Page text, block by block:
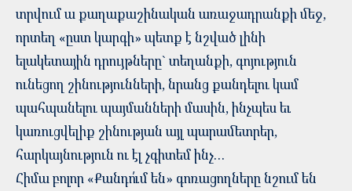
տրվում ա քաղաքաշինական առաջադրանքի մեջ,
որտեղ «ըստ կարգի» պետք է նշված լինի
ելակետային դրույթները` տեղանքի, գոյություն
ունեցող շինությունների, նրանց քանդելու կամ
պահպանելու պայմանների մասին, ինչպես եւ
կառուցվելիք շինության այլ պարամետրեր,
հարկայնություն ու էլ չգիտեմ ինչ…
Հիմա բոլոր «Քանդո՛ւմ են» գոռացողները նշում են